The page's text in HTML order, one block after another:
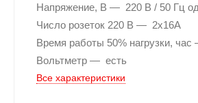
Напряжение, В
220 В / 50 Гц
Число розеток 220 В
2х16А
Время работы 50% нагрузки, час
Вольтметр
есть
Все характеристики